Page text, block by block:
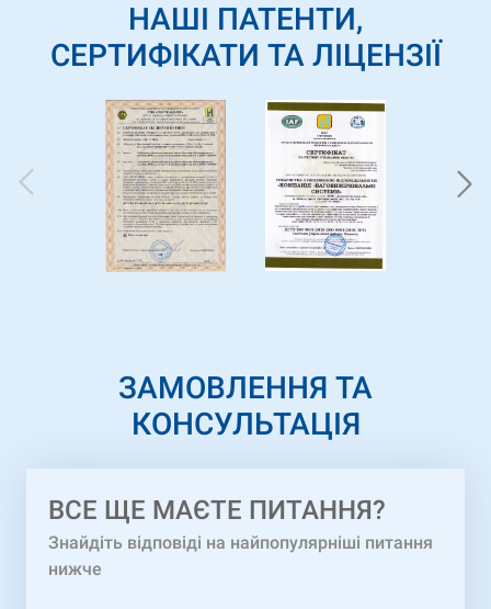
НАШІ ПАТЕНТИ,
СЕРТИФІКАТИ ТА ЛІЦЕНЗІЇ
ЗАМОВЛЕННЯ ТА
КОНСУЛЬТАЦІЯ
ВCЕ ЩЕ МАЄТЕ ПИТАННЯ?
Знайдіть відповіді на найпопулярніші питання
нижче